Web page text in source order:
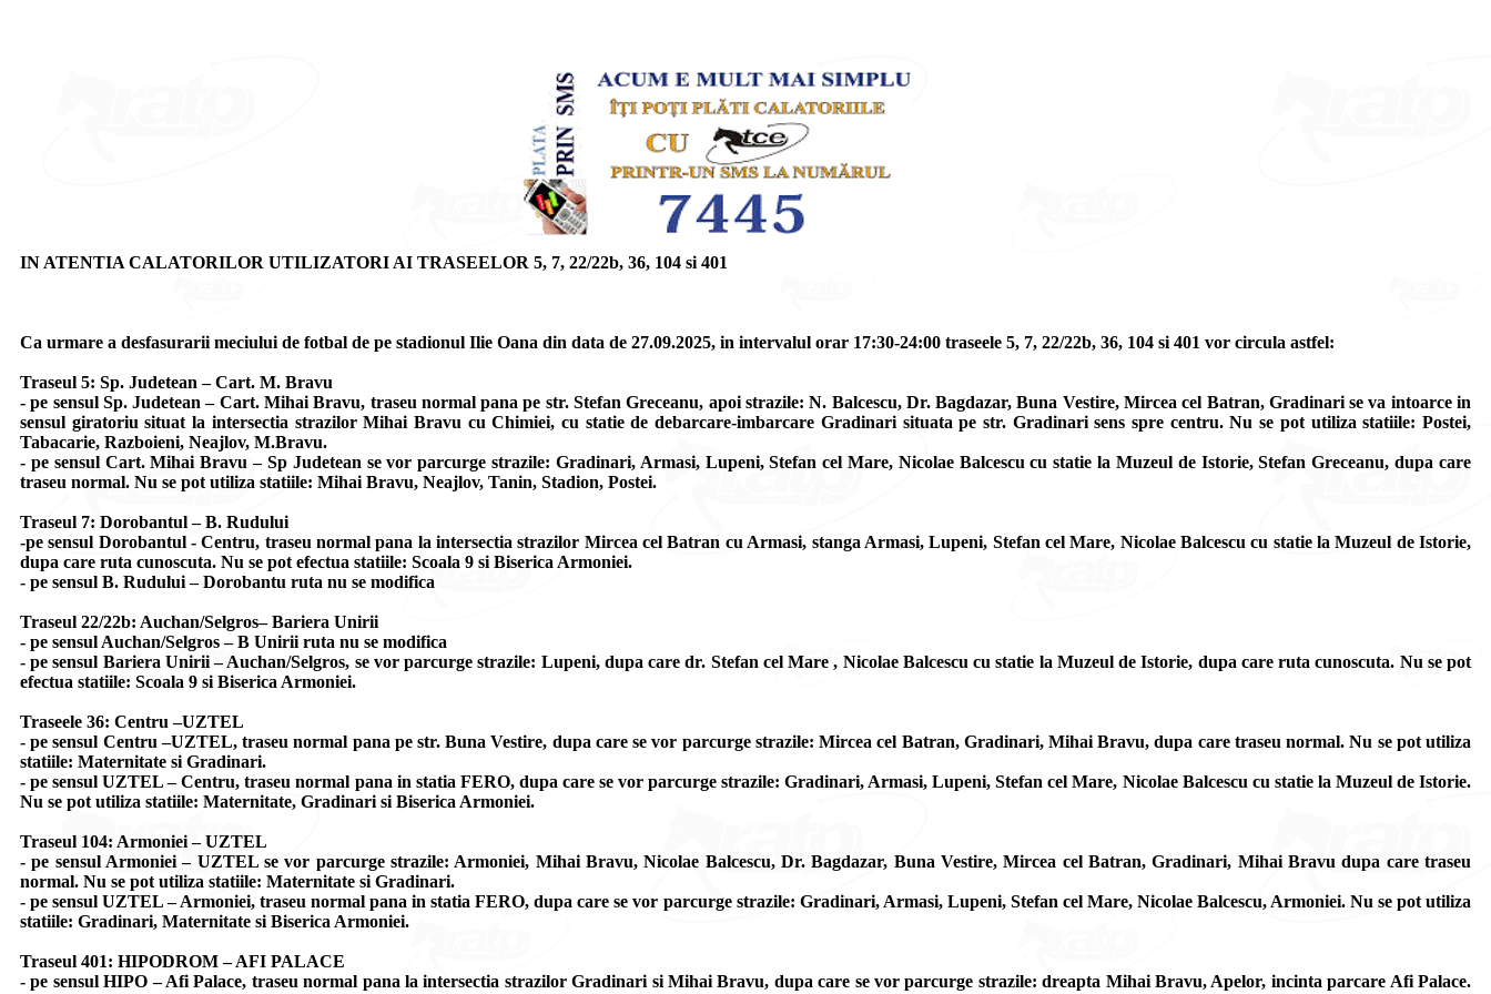
IN ATENTIA CALATORILOR UTILIZATORI AI TRASEELOR 5, 7, 22/22b, 36, 104 si 401
Ca urmare a desfasurarii meciului de fotbal de pe stadionul Ilie Oana din data de 27.09.2025, in intervalul orar 17:30-24:00 traseele 5, 7, 22/22b, 36, 104 si 401 vor circula astfel:
Traseul 5: Sp. Judetean – Cart. M. Bravu
- pe sensul Sp. Judetean – Cart. Mihai Bravu, traseu normal pana pe str. Stefan Greceanu, apoi strazile: N. Balcescu, Dr. Bagdazar, Buna Vestire, Mircea cel Batran, Gradinari se va intoarce in
sensul giratoriu situat la intersectia strazilor Mihai Bravu cu Chimiei, cu statie de debarcare-imbarcare Gradinari situata pe str. Gradinari sens spre centru. Nu se pot utiliza statiile: Postei,
Tabacarie, Razboieni, Neajlov, M.Bravu.
- pe sensul Cart. Mihai Bravu – Sp Judetean se vor parcurge strazile: Gradinari, Armasi, Lupeni, Stefan cel Mare, Nicolae Balcescu cu statie la Muzeul de Istorie, Stefan Greceanu, dupa care
traseu normal. Nu se pot utiliza statiile: Mihai Bravu, Neajlov, Tanin, Stadion, Postei.
Traseul 7: Dorobantul – B. Rudului
-pe sensul Dorobantul - Centru, traseu normal pana la intersectia strazilor Mircea cel Batran cu Armasi, stanga Armasi, Lupeni, Stefan cel Mare, Nicolae Balcescu cu statie la Muzeul de Istorie,
dupa care ruta cunoscuta. Nu se pot efectua statiile: Scoala 9 si Biserica Armoniei.
- pe sensul B. Rudului – Dorobantu ruta nu se modifica
Traseul 22/22b: Auchan/Selgros– Bariera Unirii
- pe sensul Auchan/Selgros – B Unirii ruta nu se modifica
- pe sensul Bariera Unirii – Auchan/Selgros, se vor parcurge strazile: Lupeni, dupa care dr. Stefan cel Mare , Nicolae Balcescu cu statie la Muzeul de Istorie, dupa care ruta cunoscuta. Nu se pot
efectua statiile: Scoala 9 si Biserica Armoniei.
Traseele 36: Centru –UZTEL
- pe sensul Centru –UZTEL, traseu normal pana pe str. Buna Vestire, dupa care se vor parcurge strazile: Mircea cel Batran, Gradinari, Mihai Bravu, dupa care traseu normal. Nu se pot utiliza
statiile: Maternitate si Gradinari.
- pe sensul UZTEL – Centru, traseu normal pana in statia FERO, dupa care se vor parcurge strazile: Gradinari, Armasi, Lupeni, Stefan cel Mare, Nicolae Balcescu cu statie la Muzeul de Istorie.
Nu se pot utiliza statiile: Maternitate, Gradinari si Biserica Armoniei.
Traseul 104: Armoniei – UZTEL
- pe sensul Armoniei – UZTEL se vor parcurge strazile: Armoniei, Mihai Bravu, Nicolae Balcescu, Dr. Bagdazar, Buna Vestire, Mircea cel Batran, Gradinari, Mihai Bravu dupa care traseu
normal. Nu se pot utiliza statiile: Maternitate si Gradinari.
- pe sensul UZTEL – Armoniei, traseu normal pana in statia FERO, dupa care se vor parcurge strazile: Gradinari, Armasi, Lupeni, Stefan cel Mare, Nicolae Balcescu, Armoniei. Nu se pot utiliza
statiile: Gradinari, Maternitate si Biserica Armoniei.
Traseul 401: HIPODROM – AFI PALACE
- pe sensul HIPO – Afi Palace, traseu normal pana la intersectia strazilor Gradinari si Mihai Bravu, dupa care se vor parcurge strazile: dreapta Mihai Bravu, Apelor, incinta parcare Afi Palace.